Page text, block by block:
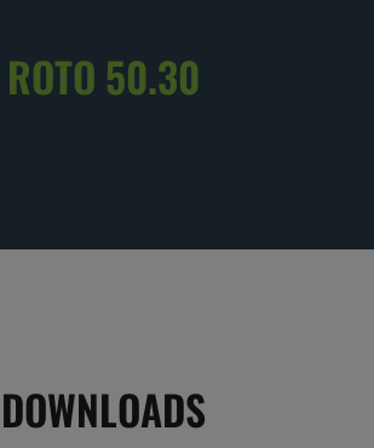
ROTO 50.30
DOWNLOADS